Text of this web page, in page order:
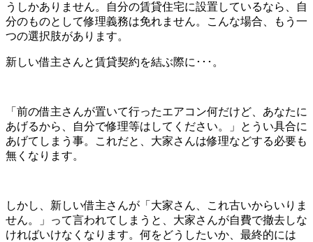
うしかありません。自分の賃貸住宅に設置しているなら、自
分のものとして修理義務は免れません。こんな場合、もう一
つの選択肢があります。
新しい借主さんと賃貸契約を結ぶ際に･･･。
「前の借主さんが置いて行ったエアコン何だけど、あなたに
あげるから、自分で修理等はしてください。」とうい具合に
あげてしまう事。これだと、大家さんは修理などする必要も
無くなります。
しかし、新しい借主さんが「大家さん、これ古いからいりま
せん。」って言われてしまうと、大家さんが自費で撤去しな
ければいけなくなります。何をどうしたいか、最終的には